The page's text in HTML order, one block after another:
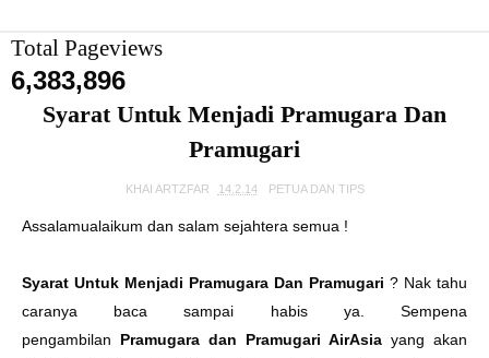
Total Pageviews
6,383,896
Syarat Untuk Menjadi Pramugara Dan
Pramugari
KHAI ARTZFAR 14.2.14 PETUA DAN TIPS
Assalamualaikum dan salam sejahtera semua !
Syarat Untuk Menjadi Pramugara Dan Pramugari ? Nak tahu
caranya baca sampai habis ya. Sempena
pengambilan Pramugara dan Pramugari AirAsia yang akan